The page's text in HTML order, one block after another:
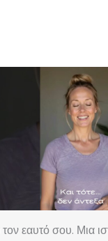
εαυτό σου. Μια